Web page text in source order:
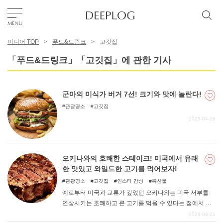
에리어
카테고리
한국어
USD
미디어 TOP 푸드&드링크 고깃집
「푸드&드링크」「고깃집」에 관한 기사
군마의 미식가 버거 7선! 크기와 맛에 놀란다!
관광명소 고깃집
2025-04-16
오키나와의 호쾌한 스테이크! 미국에서 유래
한 맛있고 와일드한 고기를 먹어보자!
관광명소 고깃집 인스타 감성 특산물
예로부터 미국과 교류가 깊었던 오키나와는 미국 서부를
연상시키는 호쾌하고 큰 고기를 먹을 수 있다는 점에서 매
우 즐겁다. 큰 고기 덩어리를 호쾌하게 먹어치우는 것은 매
2024-08-21